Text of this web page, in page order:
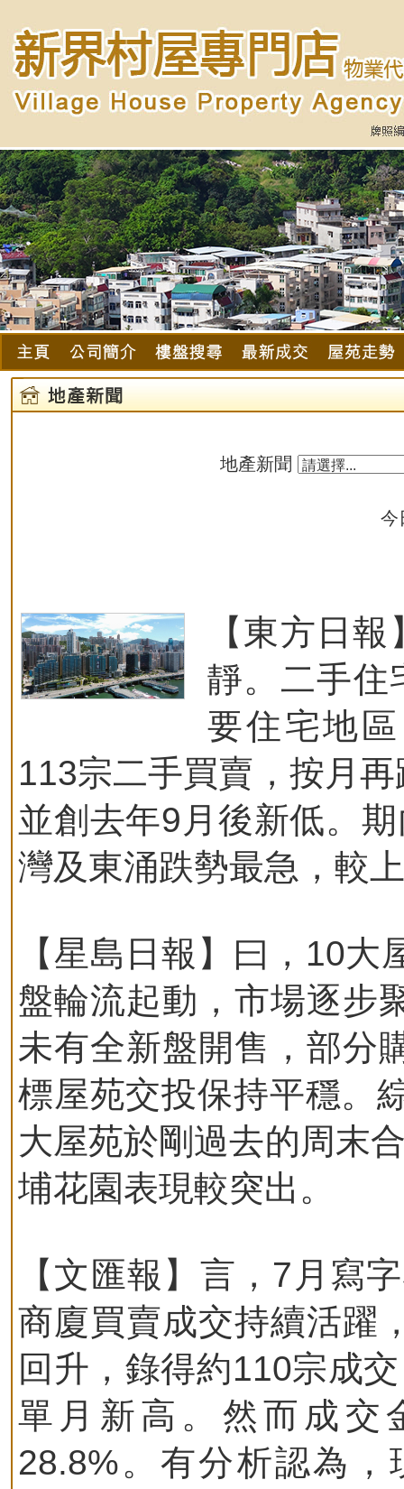
地產新聞
今
【東方日
靜。二手住
要住宅地
113宗二手買賣，按月
並創去年9月後新低。
灣及東涌跌勢最急，較
【星島日報】曰，10
盤輪流起動，市場逐步
未有全新盤開售，部分
標屋苑交投保持平穩。
大屋苑於剛過去的周末
埔花園表現較突出。
【文匯報】言，7月寫
商廈買賣成交持續活躍
回升，錄得約110宗成
單月新高。然而成交
28.8%。有分析認為